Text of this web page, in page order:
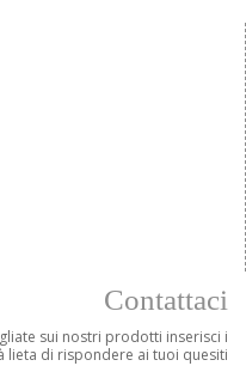
Contattaci
sui nostri prodotti inserisci i
lieta di rispondere ai tuoi quesiti